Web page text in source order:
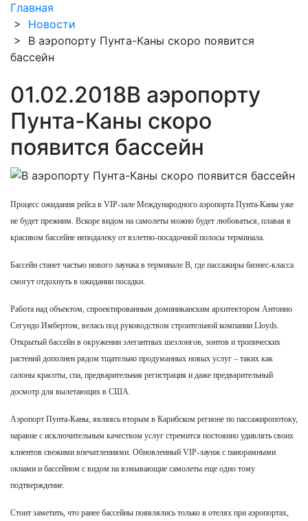
Главная
> Новости
> В аэропорту Пунта-Каны скоро появится
бассейн
01.02.2018В аэропорту
Пунта-Каны скоро
появится бассейн
Процесс ожидания рейса в VIP-зале Международного аэропорта Пунта-Каны уже
не будет прежним. Вскоре видом на самолеты можно будет любоваться, плавая в
красивом бассейне неподалеку от взлетно-посадочной полосы терминала.
Бассейн станет частью нового лаунжа в терминале B, где пассажиры бизнес-класса
смогут отдохнуть в ожидании посадки.
Работа над объектом, спроектированным доминиканским архитектором Антонио
Сегундо Имбертом, велась под руководством строительной компании Lloyds.
Открытый бассейн в окружении элегантных шезлонгов, зонтов и тропических
растений дополнен рядом тщательно продуманных новых услуг – таких как
салоны красоты, спа, предварительная регистрация и даже предварительный
досмотр для вылетающих в США.
Аэропорт Пунта-Каны, являясь вторым в Карибском регионе по пассажиропотоку,
наравне с исключительным качеством услуг стремится постоянно удивлять своих
клиентов свежими впечатлениями. Обновленный VIP-лаунж с панорамными
окнами и бассейном с видом на взмывающие самолеты еще одно тому
подтверждение.
Стоит заметить, что ранее бассейны появлялись только в отелях при аэропортах,